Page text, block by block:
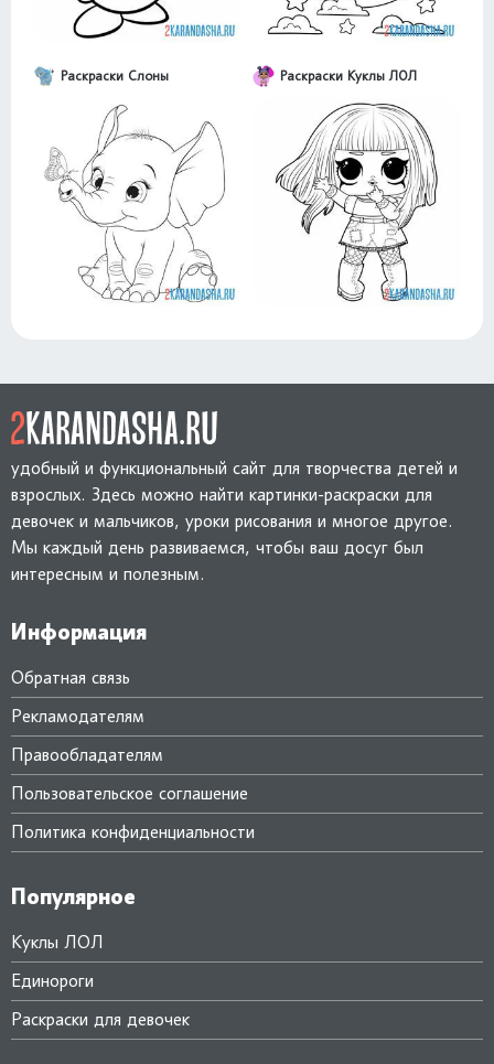
Раскраски Слоны Раскраски Куклы ЛОЛ
удобный и функциональный сайт для творчества детей и
взрослых. Здесь можно найти картинки-раскраски для
девочек и мальчиков, уроки рисования и многое другое.
Мы каждый день развиваемся, чтобы ваш досуг был
интересным и полезным.
Информация
Обратная связь
Рекламодателям
Правообладателям
Пользовательское соглашение
Политика конфиденциальности
Популярное
Куклы ЛОЛ
Единороги
Раскраски для девочек